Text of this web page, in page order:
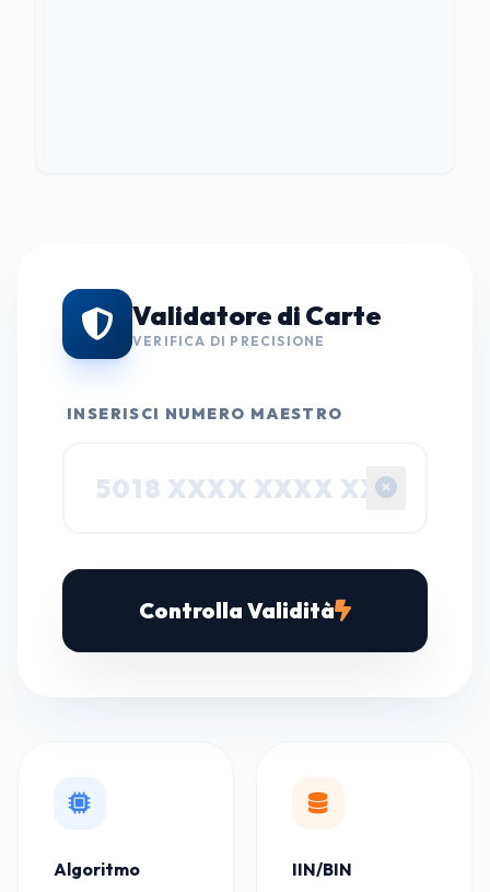
Validatore di Carte
VERIFICA DI PRECISIONE
INSERISCI NUMERO MAESTRO
Controlla Validità
Algoritmo IIN/BIN